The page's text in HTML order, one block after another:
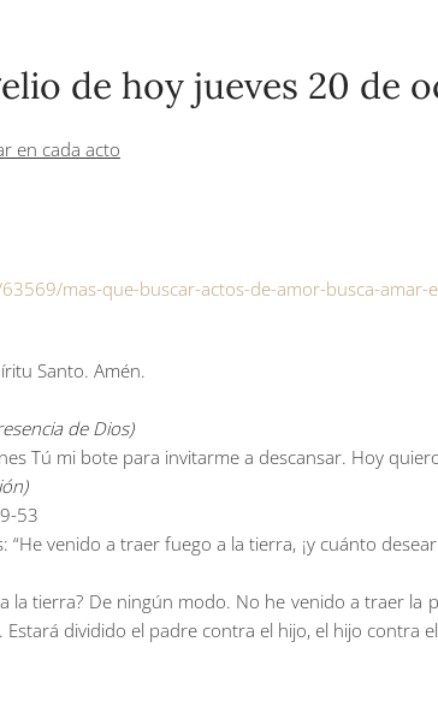
de hoy jueves 20 de
en cada acto
mas-que-buscar-actos-de-amor-busca-amar-
Santo. Amén.
de Dios)
Tú mi bote para invitarme a descansar. Hoy
53
“He venido a traer fuego a la tierra, ¡y cuánto
la tierra? De ningún modo. No he venido a traer
dividido el padre contra el hijo, el hijo contra